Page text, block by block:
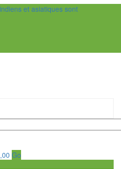
et asiatiques sont
Go